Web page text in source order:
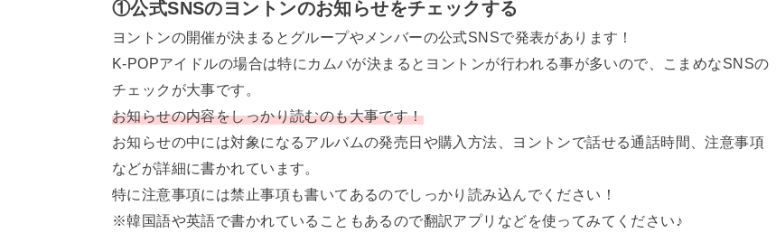
①公式SNSのヨントンのお知らせをチェックする
ヨントンの開催が決まるとグループやメンバーの公式SNSで発表があります！
K-POPアイドルの場合は特にカムバが決まるとヨントンが行われる事が多いので、こまめなSNSの
チェックが大事です。
お知らせの内容をしっかり読むのも大事です！
お知らせの中には対象になるアルバムの発売日や購入方法、ヨントンで話せる通話時間、注意事項
などが詳細に書かれています。
特に注意事項には禁止事項も書いてあるのでしっかり読み込んでください！
※韓国語や英語で書かれていることもあるので翻訳アプリなどを使ってみてください♪